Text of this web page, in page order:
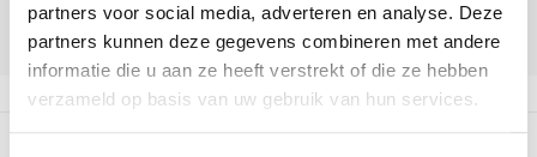
partners voor social media, adverteren en analyse. Deze
partners kunnen deze gegevens combineren met andere
informatie die u aan ze heeft verstrekt of die ze hebben
verzameld op basis van uw gebruik van hun services.